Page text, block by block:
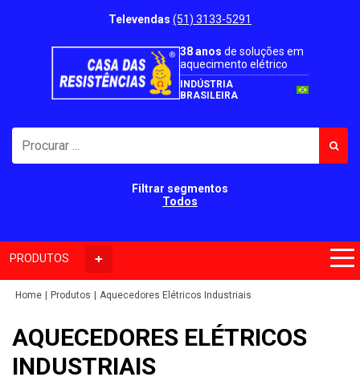
Televendas (51) 3133-5291
38 anos de soluções em
aquecimento elétrico
INDÚSTRIA
BRASILEIRA
Filtrar segmentos
Todos
PRODUTOS
Home Produtos Aquecedores Elétricos Industriais
AQUECEDORES ELÉTRICOS
INDUSTRIAIS